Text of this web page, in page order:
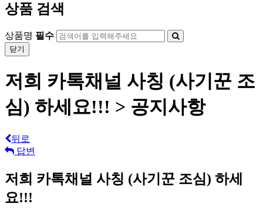
상품 검색
상품명 필수
닫기
저희 카톡채널 사칭 (사기꾼 조
심) 하세요!!! > 공지사항
뒤로
답변
저희 카톡채널 사칭 (사기꾼 조심) 하세
요!!!